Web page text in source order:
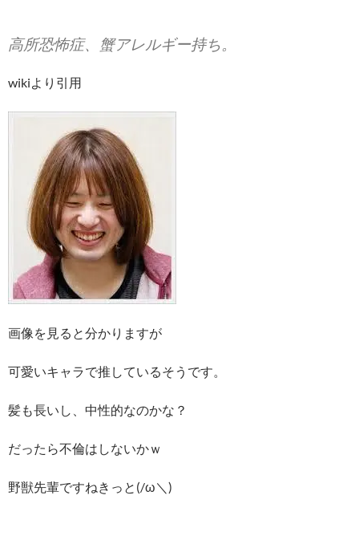
高所恐怖症、蟹アレルギー持ち。
wikiより引用
画像を見ると分かりますが
可愛いキャラで推しているそうです。
髪も長いし、中性的なのかな？
だったら不倫はしないかｗ
野獣先輩ですねきっと(/ω＼)